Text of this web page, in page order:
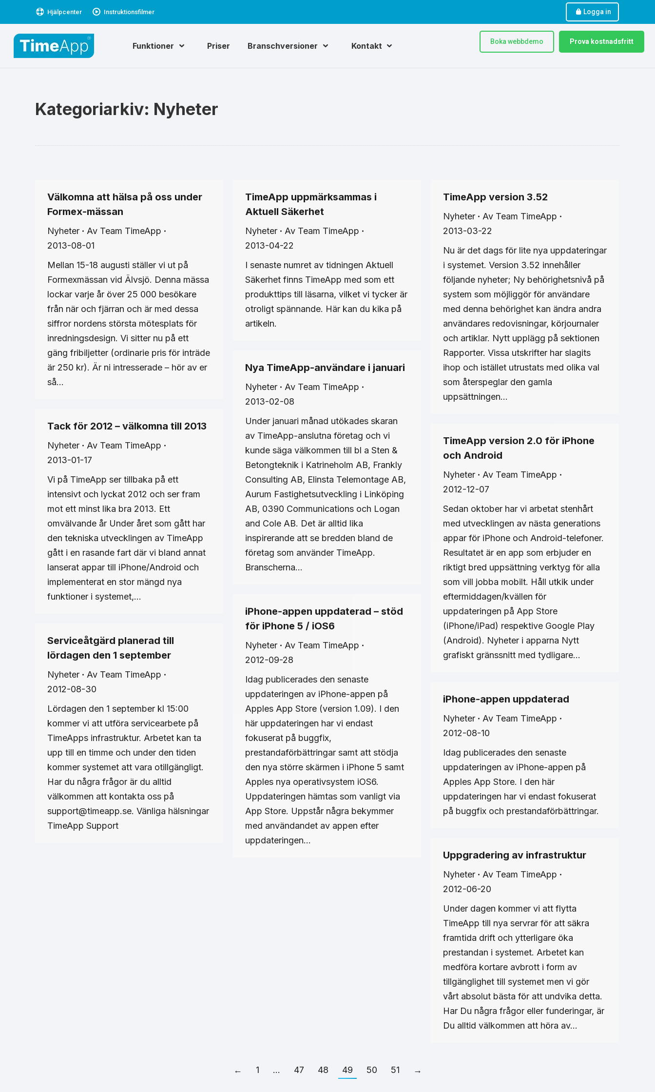
Hjälpcenter Instruktionsfilmer Logga in
Funktioner Priser Branschversioner Kontakt Boka webbdemo Prova kostnadsfritt
Kategoriarkiv: Nyheter
Välkomna att hälsa på oss under
Formex-mässan
Nyheter Av Team TimeApp
2013-08-01
Mellan 15-18 augusti ställer vi ut på
Formexmässan vid Älvsjö. Denna mässa
lockar varje år över 25 000 besökare
från när och fjärran och är med dessa
siffror nordens största mötesplats för
inredningsdesign. Vi sitter nu på ett
gäng fribiljetter (ordinarie pris för inträde
är 250 kr). Är ni intresserade – hör av er
så…
TimeApp uppmärksammas i
Aktuell Säkerhet
Nyheter Av Team TimeApp
2013-04-22
I senaste numret av tidningen Aktuell
Säkerhet finns TimeApp med som ett
produkttips till läsarna, vilket vi tycker är
otroligt spännande. Här kan du kika på
artikeln.
TimeApp version 3.52
Nyheter Av Team TimeApp
2013-03-22
Nu är det dags för lite nya uppdateringar
i systemet. Version 3.52 innehåller
följande nyheter; Ny behörighetsnivå på
system som möjliggör för användare
med denna behörighet kan ändra andra
användares redovisningar, körjournaler
och artiklar. Nytt upplägg på sektionen
Rapporter. Vissa utskrifter har slagits
ihop och istället utrustats med olika val
som återspeglar den gamla
uppsättningen…
Nya TimeApp-användare i januari
Nyheter Av Team TimeApp
2013-02-08
Under januari månad utökades skaran
av TimeApp-anslutna företag och vi
kunde säga välkommen till bl a Sten &
Betongteknik i Katrineholm AB, Frankly
Consulting AB, Elinsta Telemontage AB,
Aurum Fastighetsutveckling i Linköping
AB, 0390 Communications och Logan
and Cole AB. Det är alltid lika
inspirerande att se bredden bland de
företag som använder TimeApp.
Branscherna…
Tack för 2012 – välkomna till 2013
Nyheter Av Team TimeApp
2013-01-17
Vi på TimeApp ser tillbaka på ett
intensivt och lyckat 2012 och ser fram
mot ett minst lika bra 2013. Ett
omvälvande år Under året som gått har
den tekniska utvecklingen av TimeApp
gått i en rasande fart där vi bland annat
lanserat appar till iPhone/Android och
implementerat en stor mängd nya
funktioner i systemet,…
TimeApp version 2.0 för iPhone
och Android
Nyheter Av Team TimeApp
2012-12-07
Sedan oktober har vi arbetat stenhårt
med utvecklingen av nästa generations
appar för iPhone och Android-telefoner.
Resultatet är en app som erbjuder en
riktigt bred uppsättning verktyg för alla
som vill jobba mobilt. Håll utkik under
eftermiddagen/kvällen för
uppdateringen på App Store
(iPhone/iPad) respektive Google Play
(Android). Nyheter i apparna Nytt
grafiskt gränssnitt med tydligare…
iPhone-appen uppdaterad – stöd
för iPhone 5 / iOS6
Nyheter Av Team TimeApp
2012-09-28
Idag publicerades den senaste
uppdateringen av iPhone-appen på
Apples App Store (version 1.09). I den
här uppdateringen har vi endast
fokuserat på buggfix,
prestandaförbättringar samt att stödja
den nya större skärmen i iPhone 5 samt
Apples nya operativsystem iOS6.
Uppdateringen hämtas som vanligt via
App Store. Uppstår några bekymmer
med användandet av appen efter
uppdateringen…
Serviceåtgärd planerad till
lördagen den 1 september
Nyheter Av Team TimeApp
2012-08-30
Lördagen den 1 september kl 15:00
kommer vi att utföra servicearbete på
TimeApps infrastruktur. Arbetet kan ta
upp till en timme och under den tiden
kommer systemet att vara otillgängligt.
Har du några frågor är du alltid
välkommen att kontakta oss på
support@timeapp.se. Vänliga hälsningar
TimeApp Support
iPhone-appen uppdaterad
Nyheter Av Team TimeApp
2012-08-10
Idag publicerades den senaste
uppdateringen av iPhone-appen på
Apples App Store. I den här
uppdateringen har vi endast fokuserat
på buggfix och prestandaförbättringar.
Uppgradering av infrastruktur
Nyheter Av Team TimeApp
2012-06-20
Under dagen kommer vi att flytta
TimeApp till nya servrar för att säkra
framtida drift och ytterligare öka
prestandan i systemet. Arbetet kan
medföra kortare avbrott i form av
tillgänglighet till systemet men vi gör
vårt absolut bästa för att undvika detta.
Har Du några frågor eller funderingar, är
Du alltid välkommen att höra av…
← 1 … 47 48 49 50 51 →